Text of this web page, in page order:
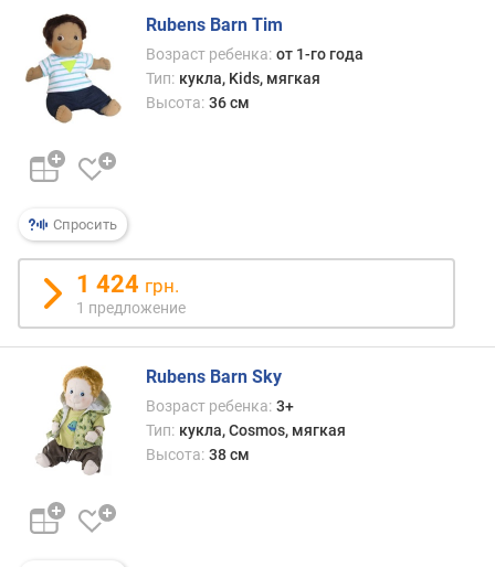
о
т
д
е
ш
е
в
х
к
д
о
р
о
м
о
т
о
Спросить
Rubens Barn Tim
Возраст ребенка: от 1-го года
Тип: кукла, Kids, мягкая
Высота: 36 см
1 424 грн.
1 предложение
Rubens Barn Sky
Возраст ребенка: 3+
Тип: кукла, Cosmos, мягкая
Высота: 38 см